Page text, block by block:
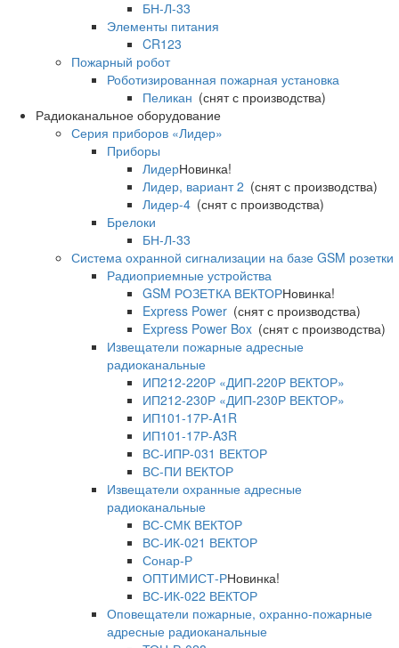
БН-Л-33
Элементы питания
CR123
Пожарный робот
Роботизированная пожарная установка
Пеликан (снят с производства)
Радиоканальное оборудование
Серия приборов «Лидер»
Приборы
ЛидерНовинка!
Лидер, вариант 2 (снят с производства)
Лидер-4 (снят с производства)
Брелоки
БН-Л-33
Система охранной сигнализации на базе GSM розетки
Радиоприемные устройства
GSM РОЗЕТКА ВЕКТОРНовинка!
Express Power (снят с производства)
Express Power Box (снят с производства)
Извещатели пожарные адресные
радиоканальные
ИП212-220Р «ДИП-220Р ВЕКТОР»
ИП212-230Р «ДИП-230Р ВЕКТОР»
ИП101-17Р-A1R
ИП101-17Р-A3R
ВС-ИПР-031 ВЕКТОР
ВС-ПИ ВЕКТОР
Извещатели охранные адресные
радиоканальные
ВС-СМК ВЕКТОР
ВС-ИК-021 ВЕКТОР
Сонар-Р
ОПТИМИСТ-РНовинка!
ВС-ИК-022 ВЕКТОР
Оповещатели пожарные, охранно-пожарные
адресные радиоканальные